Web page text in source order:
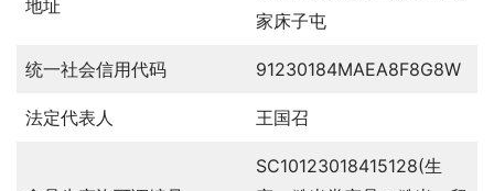
地址
家床子屯
统一社会信用代码 91230184MAEA8F8G8W
法定代表人 王国召
SC10123018415128(生